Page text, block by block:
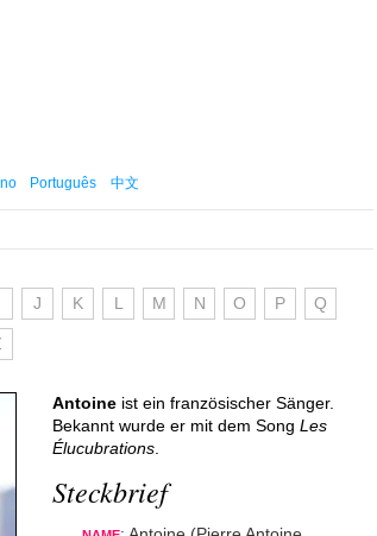
Português 中文
J K L M N O P Q
Antoine ist ein französischer Sänger.
Bekannt wurde er mit dem Song Les
Élucubrations
Steckbrief